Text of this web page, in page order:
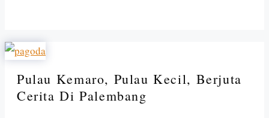
Pulau Kemaro, Pulau Kecil, Berjuta
Cerita Di Palembang